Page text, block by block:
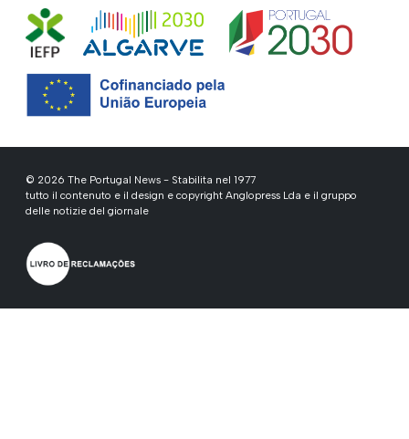
© 2026 The Portugal News - Stabilita nel 1977
tutto il contenuto e il design e copyright Anglopress Lda e il gruppo
delle notizie del giornale